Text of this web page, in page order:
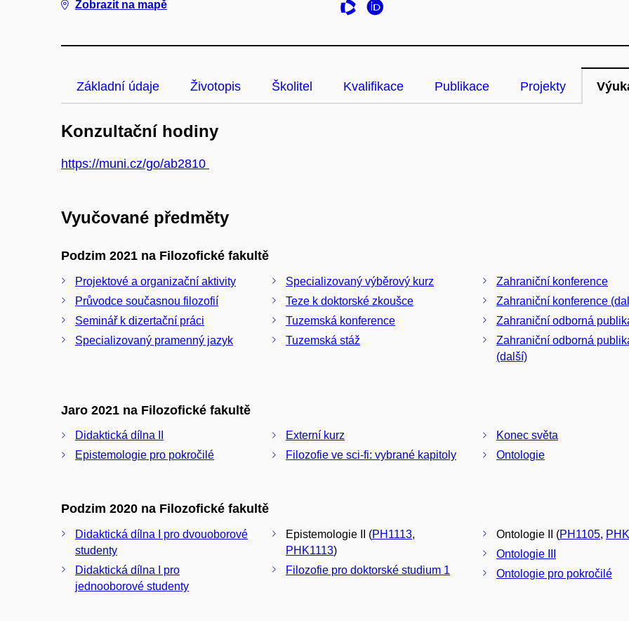
Zobrazit na mapě
Základní údaje Životopis Školitel Kvalifikace Publikace Projekty
Konzultační hodiny
https://muni.cz/go/ab2810
Vyučované předměty
Podzim 2021 na Filozofické fakultě
Projektové a organizační aktivity
Průvodce současnou filozofií
Seminář k dizertační práci
Specializovaný pramenný jazyk
Specializovaný výběrový kurz
Teze k doktorské zkoušce
Tuzemská konference
Tuzemská stáž
Zahraniční konference
Zahraniční konference
Zahraniční odborná
Zahraniční odborná
(další)
Jaro 2021 na Filozofické fakultě
Didaktická dílna II
Epistemologie pro pokročilé
Externí kurz
Filozofie ve sci-fi: vybrané kapitoly
Konec světa
Ontologie
Podzim 2020 na Filozofické fakultě
Didaktická dílna I pro dvouoborové
studenty
Didaktická dílna I pro
jednooborové studenty
Epistemologie II (PH1113,
PHK1113)
Filozofie pro doktorské studium 1
Ontologie II (PH1105,
Ontologie III
Ontologie pro pokročilé